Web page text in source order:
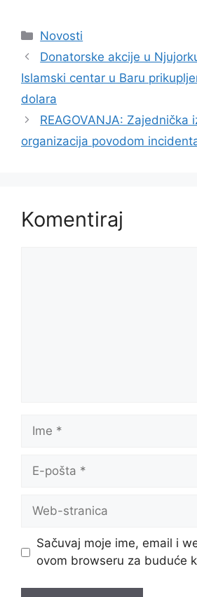
Kategorije
Novosti
Donatorske akcije u
Islamski centar u Baru
dolara
REAGOVANJA: Zajednička
organizacija povodom
Komentiraj
Ime
pošta
Web-
Sačuvaj moje ime, email i
ovom browseru za buduće